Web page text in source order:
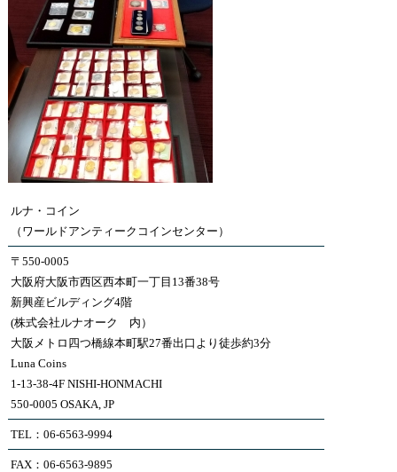
ルナ・コイン
（ワールドアンティークコインセンター）
〒550-0005
大阪府大阪市西区西本町一丁目13番38号
新興産ビルディング4階
(株式会社ルナオーク 内）
大阪メトロ四つ橋線本町駅27番出口より徒歩約3分
Luna Coins
1-13-38-4F NISHI-HONMACHI
550-0005 OSAKA, JP
TEL：06-6563-9994
FAX：06-6563-9895